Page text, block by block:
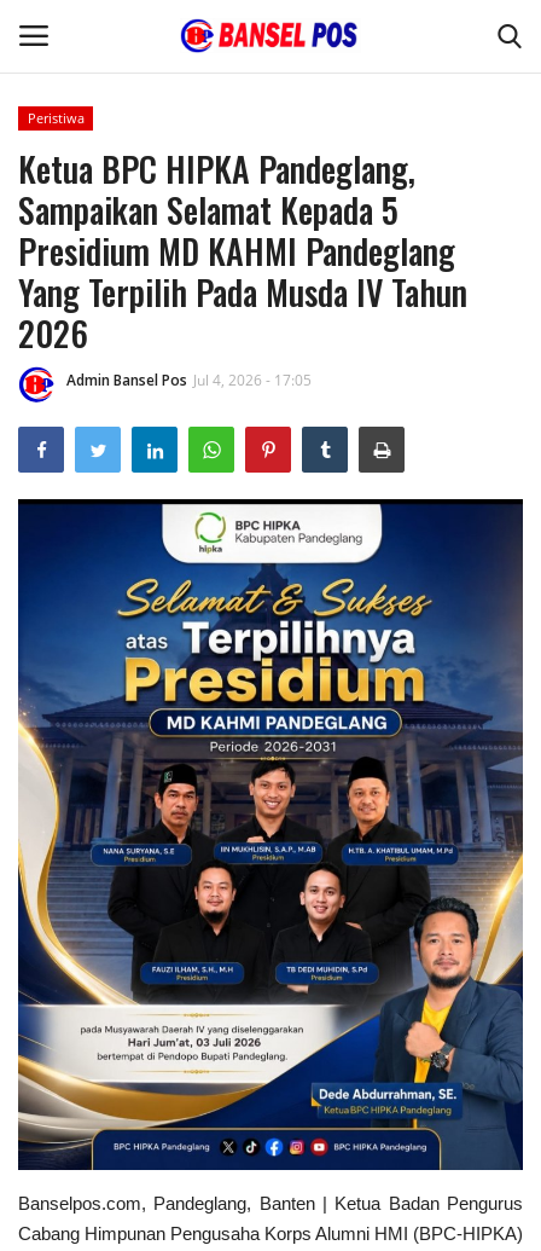
Home
Kode Etik Jurnalistik
Pedoman Media Siber
Budaya
Wisata
Kontak
Kodam 3/Siliwangi
Presiden dan Wakil Presiden RI
PGRI
Pemerintah Privinsi
Kota
Nasional
Kabupaten
MBG & KDKMP
Politik
Peristiwa
Ketua BPC HIPKA Pandeglang,
Sampaikan Selamat Kepada 5
Presidium MD KAHMI Pandeglang
Yang Terpilih Pada Musda IV Tahun
2026
Admin Bansel Pos Jul 4, 2026 - 17:05
Banselpos.com, Pandeglang, Banten | Ketua Badan Pengurus
Cabang Himpunan Pengusaha Korps Alumni HMI (BPC-HIPKA)